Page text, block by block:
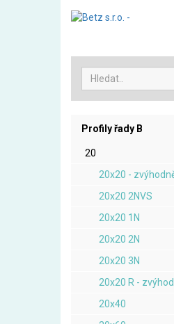
Profily řady B
20
20x20 -
20x20 2NVS
20x20 1N
20x20 2N
20x20 3N
20x20 R -
20x40